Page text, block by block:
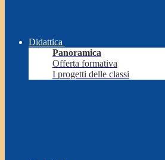
Didattica
Panoramica
Offerta formativa
I progetti delle classi